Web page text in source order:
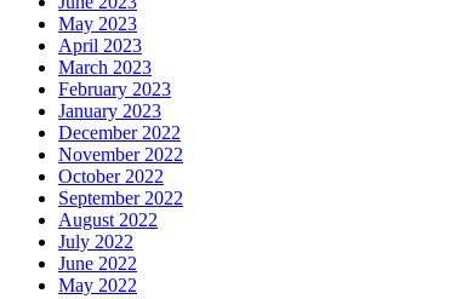
May 2023
April 2023
March 2023
February 2023
January 2023
December 2022
November 2022
October 2022
September 2022
August 2022
July 2022
June 2022
May 2022